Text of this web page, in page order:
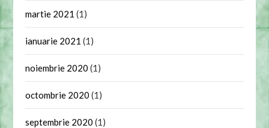
martie 2021 (1)
ianuarie 2021 (1)
noiembrie 2020 (1)
octombrie 2020 (1)
septembrie 2020 (1)